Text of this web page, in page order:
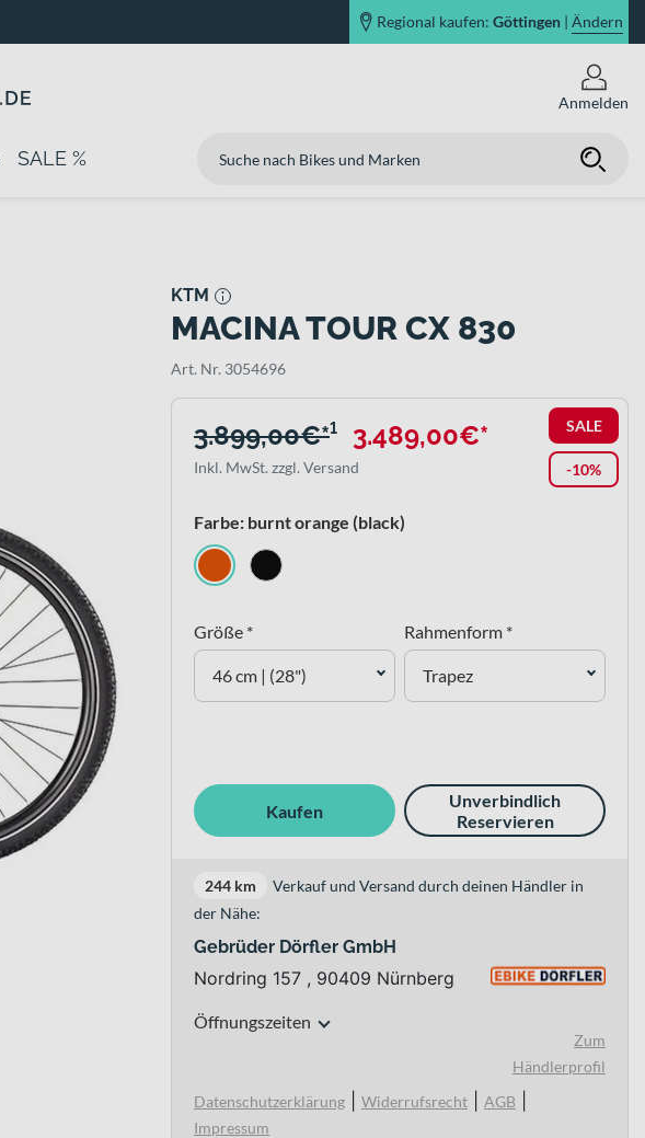
Regional kaufen: Göttingen | Ändern
Anmelden
SALE %
KTM
MACINA TOUR CX 830
Art. Nr. 3054696
SALE
-10%
3.899,00€*¹ 3.489,00€*
Inkl. MwSt. zzgl. Versand
Farbe: burnt orange (black)
Größe *
46 cm | (28")
Rahmenform *
Trapez
Kaufen
Unverbindlich
Reservieren
244 km
Verkauf und Versand durch deinen Händler in
der Nähe:
Gebrüder Dörfler GmbH
Nordring 157 , 90409 Nürnberg
Öffnungszeiten
Zum
Händlerprofil
Datenschutzerklärung
Widerrufsrecht AGB
Impressum